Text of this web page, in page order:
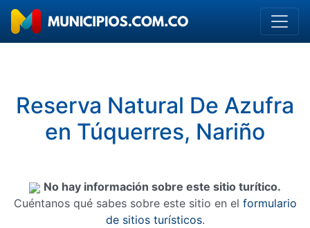
Reserva Natural De Azufra
en Túquerres, Nariño
No hay información sobre este sitio turítico.
Cuéntanos qué sabes sobre este sitio en el formulario
de sitios turísticos.